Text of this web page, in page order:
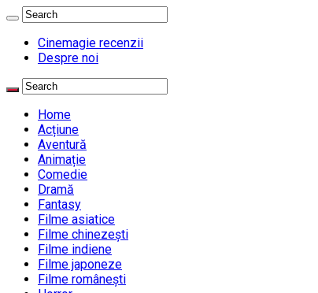
Cinemagie recenzii
Despre noi
Home
Acțiune
Aventură
Animație
Comedie
Dramă
Fantasy
Filme asiatice
Filme chinezești
Filme indiene
Filme japoneze
Filme românești